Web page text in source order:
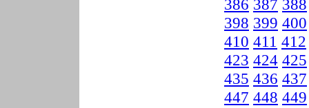
386 387 388
398 399 400
410 411 412
423 424 425
435 436 437
447 448 449